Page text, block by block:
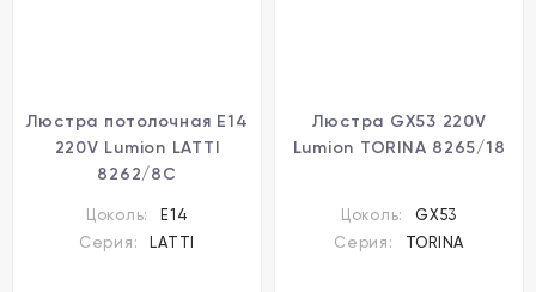
Люстра потолочная E14
220V Lumion LATTI
8262/8C
Цоколь:
E14
Серия:
LATTI
Люстра GX53 220V
Lumion TORINA 8265/18
Цоколь:
GX53
Серия:
TORINA